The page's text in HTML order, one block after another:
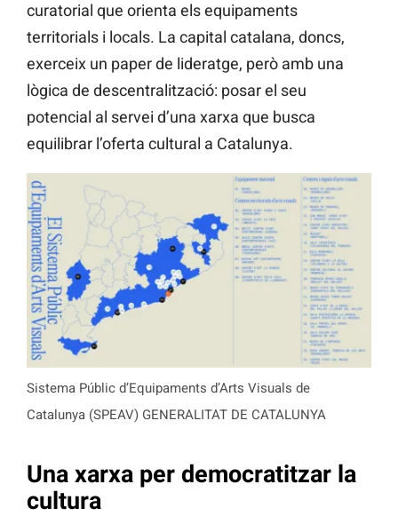
curatorial que orienta els equipaments
territorials i locals. La capital catalana, doncs,
exerceix un paper de lideratge, però amb una
lògica de descentralització: posar el seu
potencial al servei d’una xarxa que busca
equilibrar l’oferta cultural a Catalunya.
Sistema Públic d’Equipaments d’Arts Visuals de
Catalunya (SPEAV) GENERALITAT DE CATALUNYA
Una xarxa per democratitzar la
cultura